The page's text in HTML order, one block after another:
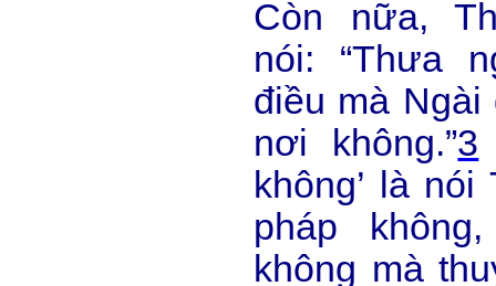
Còn nữa,
nói: “Thưa
điều mà
nơi không.”3
không’ là
pháp
không mà